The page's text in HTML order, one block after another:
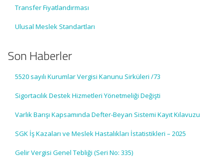
Transfer Fiyatlandırması
Ulusal Meslek Standartları
Son Haberler
5520 sayılı Kurumlar Vergisi Kanunu Sirküleri /73
Sigortacılık Destek Hizmetleri Yönetmeliği Değişti
Varlık Barışı Kapsamında Defter-Beyan Sistemi Kayıt Kılavuzu
SGK İş Kazaları ve Meslek Hastalıkları İstatistikleri – 2025
Gelir Vergisi Genel Tebliği (Seri No: 335)